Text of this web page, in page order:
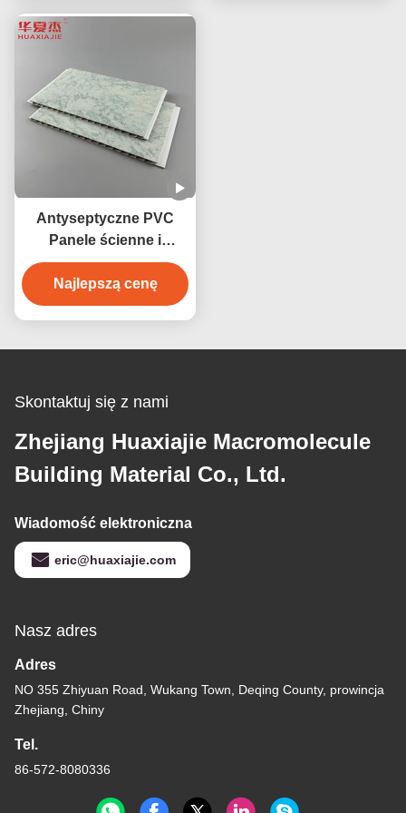
Antyseptyczne PVC
Panele ścienne i
sufitowe 250 mm
szerokość
wodoodporne
Najlepszą cenę
Skontaktuj się z nami
Zhejiang Huaxiajie Macromolecule
Building Material Co., Ltd.
Wiadomość elektroniczna
eric@huaxiajie.com
Nasz adres
Adres
NO 355 Zhiyuan Road, Wukang Town, Deqing County, prowincja
Zhejiang, Chiny
Tel.
86-572-8080336